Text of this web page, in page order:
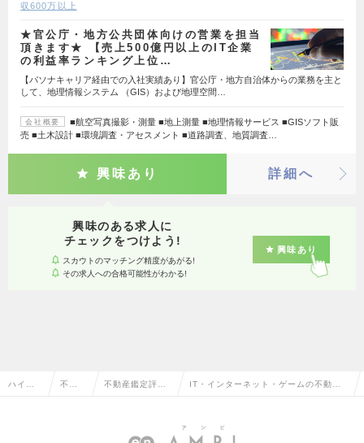
収600万以上
★官公庁・地方公共団体向けの営業を担当
頂きます★ 【売上500億円以上のIT企業
の利益率ランキング上位…
【パソナキャリア経由での入社実績あり】官公庁・地方自治体からの業務を主と
して、地理情報システム （GIS）および地理空間…
会社概要
■航空写真撮影・測量 ■地上測量 ■地理情報サービス ■GISソフト販
売 ■土木設計 ■環境調査・アセスメント ■道路調査、地質調査…
興味あり 詳細へ
興味のある求人に
チェックをつけよう!
スカウトのマッチング精度があがる!
その求人への合格可能性がわかる!
興味あり
ハイク 不動 不動産鑑定評価
ェンス）
IT・インターネット・ゲームの不動産
職・求人情報一覧